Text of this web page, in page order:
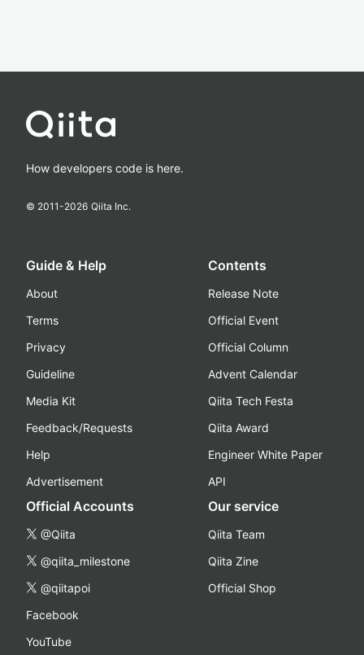
How developers code is here.
© 2011-2026 Qiita Inc.
Guide & Help
About
Terms
Privacy
Guideline
Media Kit
Feedback/Requests
Help
Advertisement
Contents
Release Note
Official Event
Official Column
Advent Calendar
Qiita Tech Festa
Qiita Award
Engineer White Paper
API
Official Accounts
@Qiita
@qiita_milestone
@qiitapoi
Facebook
YouTube
Our service
Qiita Team
Qiita Zine
Official Shop